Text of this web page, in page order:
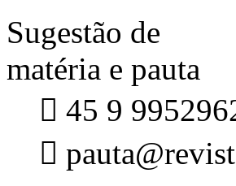
Sugestão de
matéria e pauta
 45 9
